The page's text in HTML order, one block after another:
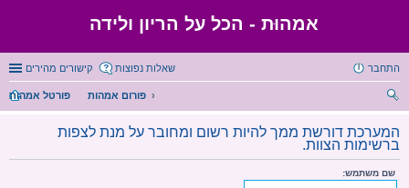
אמהוּת - הכל על הריון ולידה
קישורים מהירים שאלות נפוצות התחבר
פורטל אמהות
פורום אמהות
ש
המערכת דורשת ממך להיות רשום ומחובר על מנת לצפות
ברשימות הצוות.
שם משתמש: